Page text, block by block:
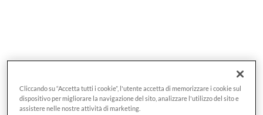
Cliccando su “Accetta tutti i cookie”, l'utente accetta di memorizzare i cookie sul
dispositivo per migliorare la navigazione del sito, analizzare l'utilizzo del sito e
assistere nelle nostre attività di marketing.